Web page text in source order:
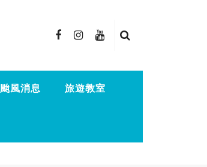
颱風消息 旅遊教室